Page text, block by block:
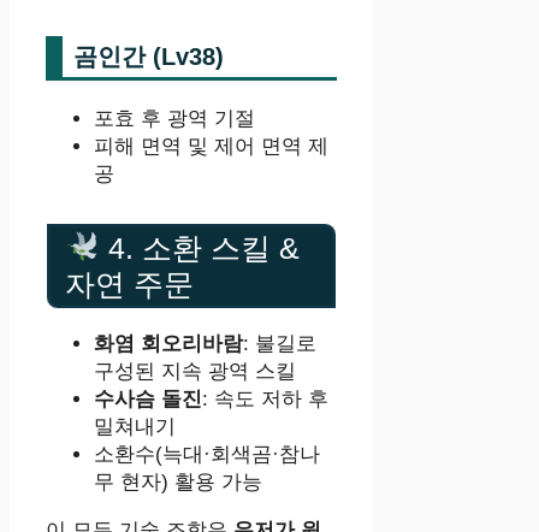
곰인간 (Lv38)
포효 후 광역 기절
피해 면역 및 제어 면역 제
공
4. 소환 스킬 &
자연 주문
화염 회오리바람: 불길로
구성된 지속 광역 스킬
수사슴 돌진: 속도 저하 후
밀쳐내기
소환수(늑대·회색곰·참나
무 현자) 활용 가능